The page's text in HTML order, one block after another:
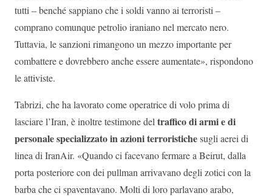
tutti – benché sappiano che i soldi vanno ai terroristi –
comprano comunque petrolio iraniano nel mercato nero.
Tuttavia, le sanzioni rimangono un mezzo importante per
combattere e dovrebbero anche essere aumentate», rispondono
le attiviste.
Tabrizi, che ha lavorato come operatrice di volo prima di
lasciare l’Iran, è inoltre testimone del traffico di armi e di
personale specializzato in azioni terroristichesugli aerei di
linea di IranAir. «Quando ci facevano fermare a Beirut, dalla
porta posteriore con dei pullman arrivavano degli zotici con la
barba che ci spaventavano. Molti di loro parlavano arabo,